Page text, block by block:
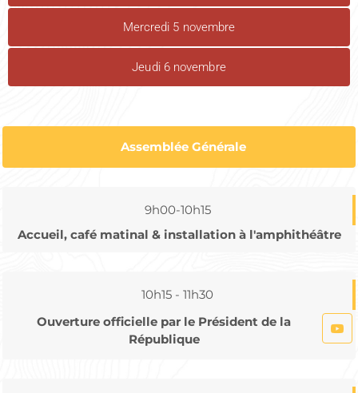
Mercredi 5 novembre
Jeudi 6 novembre
Assemblée Générale
9h00-10h15
Accueil, café matinal & installation à l'amphithéâtre
10h15 - 11h30
Ouverture officielle par le Président de la
République